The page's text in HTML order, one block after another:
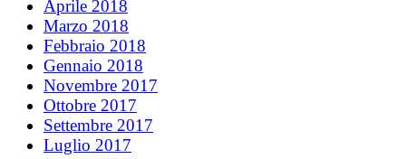
Aprile 2018
Marzo 2018
Febbraio 2018
Gennaio 2018
Novembre 2017
Ottobre 2017
Settembre 2017
Luglio 2017